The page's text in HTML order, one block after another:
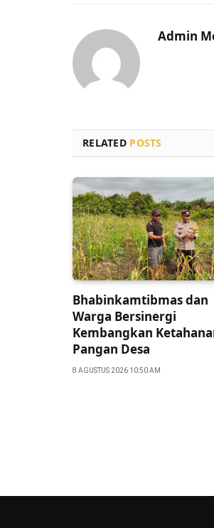
Admin
RELATED POSTS
Bhabinkamtibmas dan
Warga Bersinergi
Kembangkan
Pangan Desa
8 AGUSTUS 2026 10:50 AM